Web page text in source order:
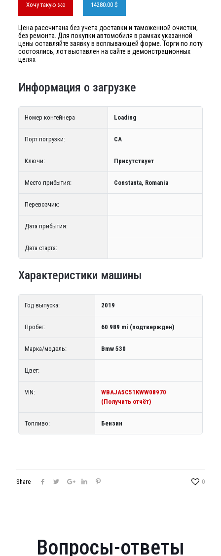
Хочу такую же 14280.00 $
Цена рассчитана без учета доставки и таможенной очистки,
без ремонта. Для покупки автомобиля в рамках указанной
цены оставляйте заявку в всплывающей форме. Торги по лоту
состоялись, лот выставлен на сайте в демонстрационных
целях
Информация о загрузке
Номер контейнера Loading
Порт погрузки: CA
Ключи: Присутствует
Место прибытия: Constanta, Romania
Перевозчик:
Дата прибытия:
Дата старта:
Характеристики машины
Год выпуска: 2019
Пробег: 60 989 mi (подтвержден)
Марка/модель: Bmw 530
Цвет:
VIN:
WBAJA5C51KWW08970
(Получить отчёт)
Топливо: Бензин
Share 0
Вопросы-ответы